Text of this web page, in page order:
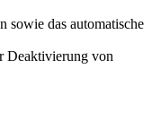
sowie das automatische
Deaktivierung von